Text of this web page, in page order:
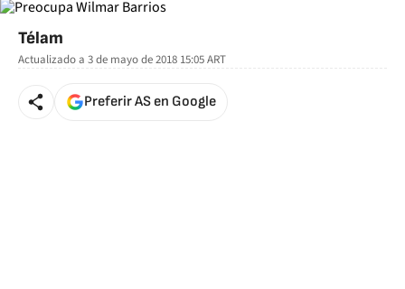
Télam
Actualizado a 3 de mayo de 2018 15:05ART
Preferir AS en Google